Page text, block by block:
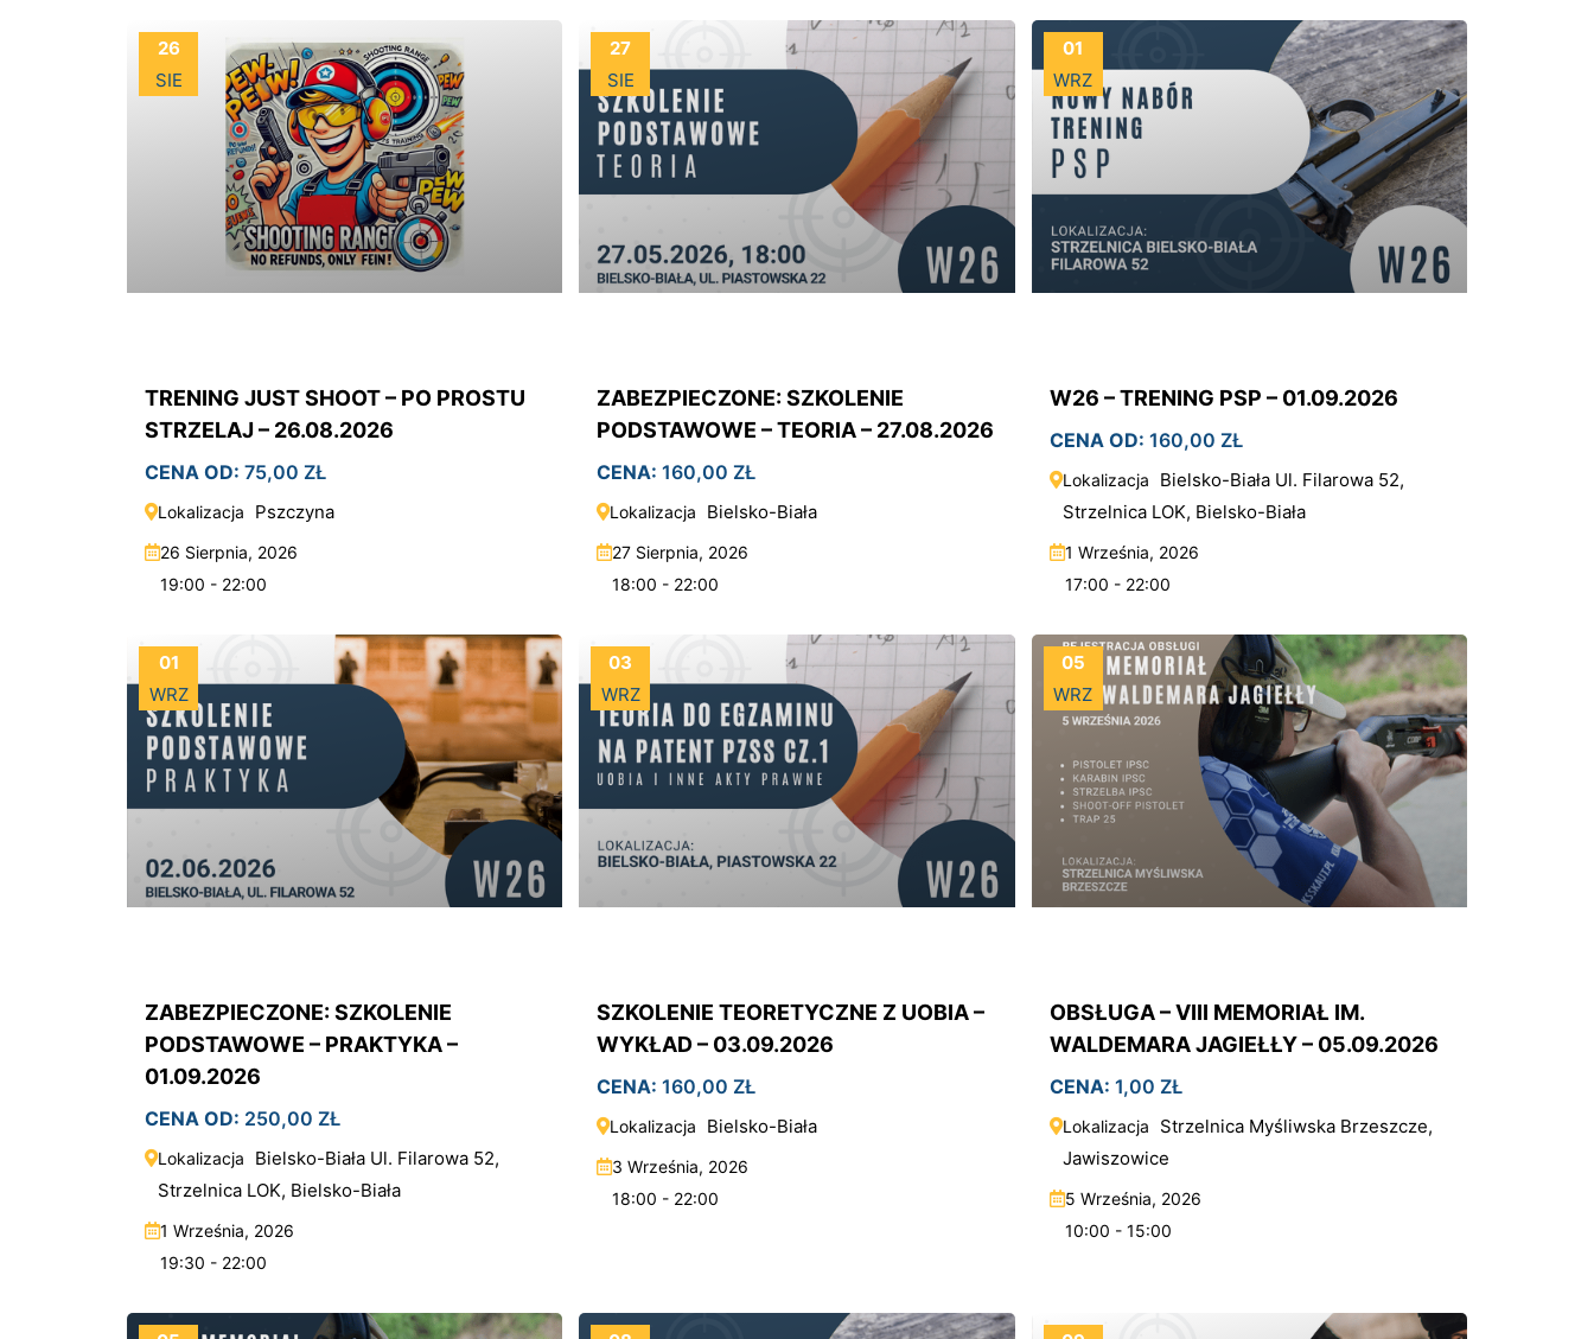
26
SIE
TRENING JUST SHOOT – PO PROSTU
STRZELAJ – 26.08.2026
CENA OD: 75,00 ZŁ
Lokalizacja Pszczyna
26 Sierpnia, 2026
19:00 - 22:00
27
SIE
ZABEZPIECZONE: SZKOLENIE
PODSTAWOWE – TEORIA – 27.08.2026
CENA:160,00ZŁ
Lokalizacja Bielsko-Biała
27 Sierpnia, 2026
18:00 - 22:00
01
WRZ
W26 – TRENING PSP – 01.09.2026
CENA OD: 160,00 ZŁ
Lokalizacja
Bielsko-Biała Ul. Filarowa 52,
Strzelnica LOK, Bielsko-Biała
1 Września, 2026
17:00 - 22:00
01
WRZ
ZABEZPIECZONE: SZKOLENIE
PODSTAWOWE – PRAKTYKA –
01.09.2026
CENA OD: 250,00 ZŁ
Lokalizacja
Bielsko-Biała Ul. Filarowa 52,
Strzelnica LOK, Bielsko-Biała
1 Września, 2026
19:30 - 22:00
03
WRZ
SZKOLENIE TEORETYCZNE Z UOBIA –
WYKŁAD – 03.09.2026
CENA:160,00ZŁ
Lokalizacja Bielsko-Biała
3 Września, 2026
18:00 - 22:00
05
WRZ
OBSŁUGA – VIII MEMORIAŁ IM.
WALDEMARA JAGIEŁŁY – 05.09.2026
CENA: 1,00 ZŁ
Lokalizacja
Strzelnica Myśliwska Brzeszcze,
Jawiszowice
5 Września, 2026
10:00 - 15:00